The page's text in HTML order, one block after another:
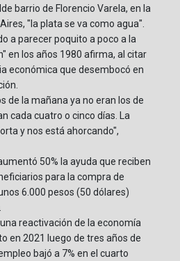
barrio de Florencio Varela, en la
"la plata se va como agua".
a parecer poquito a poco a la
en los años 1980 afirma, al citar
económica que desembocó en
de la mañana ya no eran los de
cada cuatro o cinco días. La
y nos está ahorcando",
50% la ayuda que reciben
para la compra de
6.000 pesos (50 dólares)
reactivación de la economía
en 2021 luego de tres años de
bajó a 7% en el cuarto